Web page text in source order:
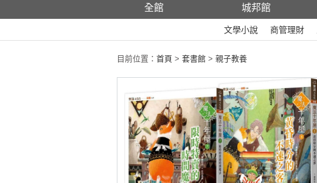
全館 城邦館
文學小說 商管理財
目前位置： 首頁 > 套書館 > 親子教養